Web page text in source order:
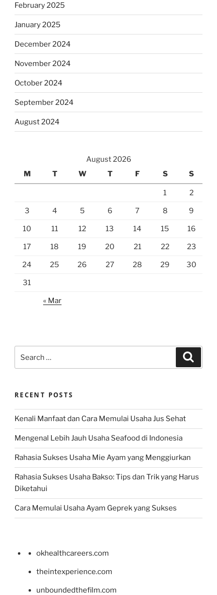
February 2025
January 2025
December 2024
November 2024
October 2024
September 2024
August 2024
August 2026
M
T W T F S S
1 2
3 4 5 6 7 8 9
10 11 12 13 14 15 16
17 18 19 20 21 22 23
24 25 26 27 28 29 30
31
« Mar
for:
RECENT POSTS
Kenali Manfaat dan Cara Memulai Usaha Jus Sehat
Mengenal Lebih Jauh Usaha Seafood di Indonesia
Rahasia Sukses Usaha Mie Ayam yang Menggiurkan
Rahasia Sukses Usaha Bakso: Tips dan Trik yang Harus
Diketahui
Cara Memulai Usaha Ayam Geprek yang Sukses
okhealthcareers.com
theintexperience.com
unboundedthefilm.com